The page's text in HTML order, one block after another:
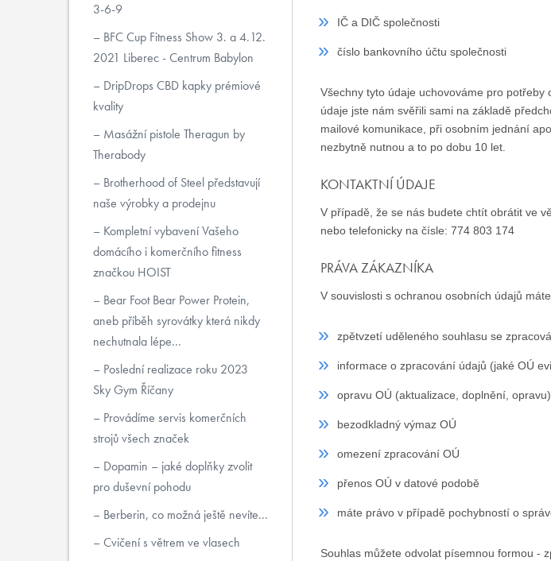
IČ a DIČ společnosti
číslo bankovního účtu společnosti
Všechny tyto údaje uchovováme pro
údaje jste nám svěřili sami na základě
mailové komunikace, při osobním jednání
nezbytně nutnou a to po dobu 10 let.
KONTAKTNÍ ÚDAJE
V případě, že se nás budete chtít obrátit ve
nebo telefonicky na čísle: 774 803 174
PRÁVA ZÁKAZNÍKA
V souvislosti s ochranou osobních údajů
zpětvzetí uděleného souhlasu se
informace o zpracování údajů (jaké OÚ
opravu OÚ (aktualizace, doplnění, opravu)
bezodkladný výmaz OÚ
omezení zpracování OÚ
přenos OÚ v datové podobě
máte právo v případě pochybností o
Souhlas můžete odvolat písemnou formou -
3-6-9
BFC Cup Fitness Show 3. a 4.12.
2021 Liberec - Centrum Babylon
DripDrops CBD kapky prémiové
kvality
Masážní pistole Theragun by
Therabody
Brotherhood of Steel představují
naše výrobky a prodejnu
Kompletní vybavení Vašeho
domácího i komerčního fitness
značkou HOIST
Bear Foot Bear Power Protein,
aneb příběh syrovátky která nikdy
nechutnala lépe...
Poslední realizace roku 2023
Sky Gym Říčany
Provádíme servis komerčních
strojů všech značek
Dopamin – jaké doplňky zvolit
pro duševní pohodu
Berberin, co možná ještě nevíte...
Cvičení s větrem ve vlasech